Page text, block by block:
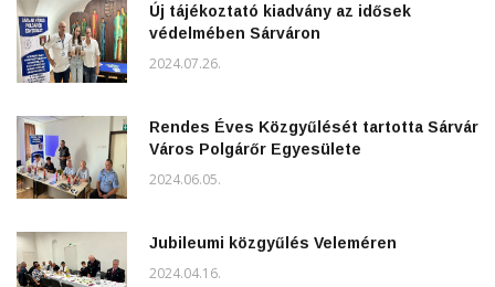
Új tájékoztató kiadvány az idősek
védelmében Sárváron
2024.07.26.
Rendes Éves Közgyűlését tartotta Sárvár
Város Polgárőr Egyesülete
2024.06.05.
Jubileumi közgyűlés Veleméren
2024.04.16.